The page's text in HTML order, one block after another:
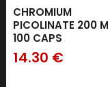
CHROMIUM
PICOLINATE 200
100 CAPS
14.30 €